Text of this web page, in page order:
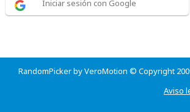
Iniciar sesión con Google
RandomPicker by VeroMotion © Copyright
Aviso